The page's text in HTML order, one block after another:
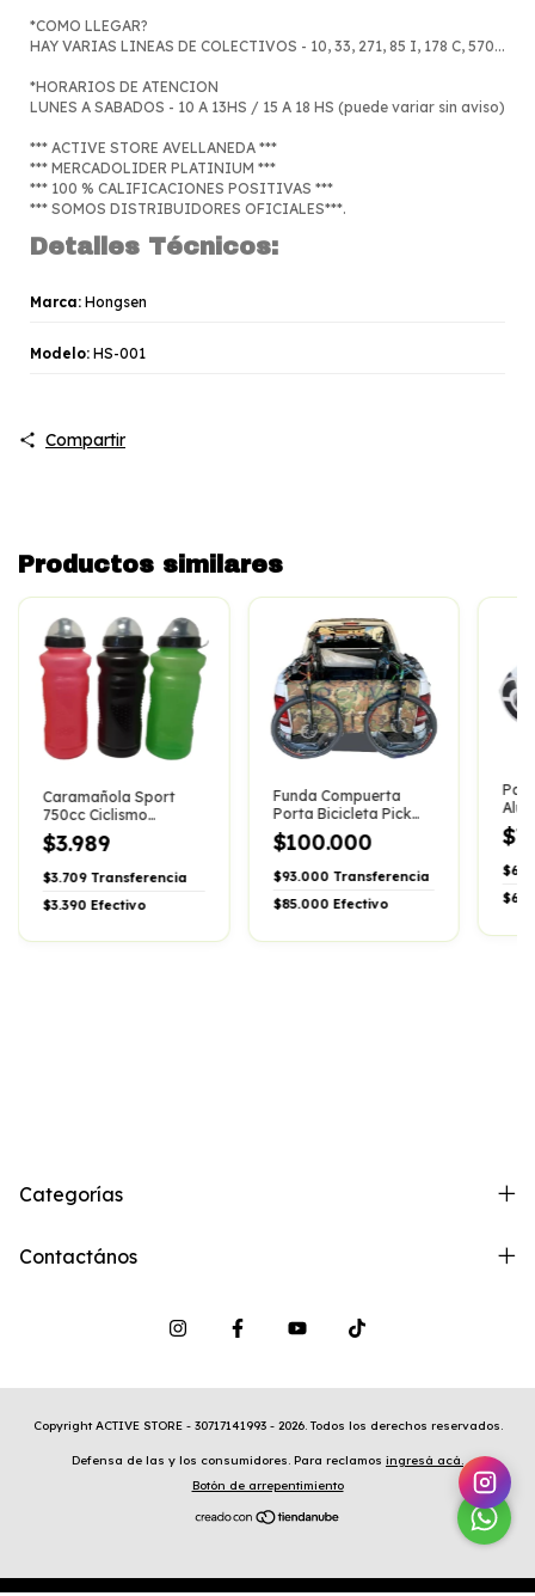
*COMO LLEGAR?
HAY VARIAS LINEAS DE COLECTIVOS - 10, 33, 271, 85 I, 178 C, 570...
*HORARIOS DE ATENCION
LUNES A SABADOS - 10 A 13HS / 15 A 18 HS (puede variar sin aviso)
*** ACTIVE STORE AVELLANEDA ***
*** MERCADOLIDER PLATINIUM ***
*** 100 % CALIFICACIONES POSITIVAS ***
*** SOMOS DISTRIBUIDORES OFICIALES***.
Detalles Técnicos:
Marca: Hongsen
Modelo: HS-001
Compartir
Productos similares
Caramañola Sport
750cc Ciclismo
Bicicleta Botella
Universal
$3.989
$3.709 Transferencia
$3.390 Efectivo
Funda Compuerta
Porta Bicicleta Pick
Up Camuflada +
Logos
$100.000
$93.000 Transferencia
$85.000 Efectivo
Par
Categorías
Contactános
Copyright ACTIVE STORE - 30717141993 - 2026. Todos los derechos reservados.
Defensa de las y los consumidores. Para reclamos ingresá acá.
Botón de arrepentimiento